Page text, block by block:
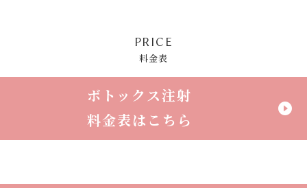
PRICE
料金表
ボトックス注射
料金表はこちら
play_circle_filled